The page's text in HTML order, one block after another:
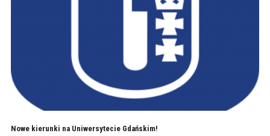
Nowe kierunki na Uniwersytecie Gdańskim!